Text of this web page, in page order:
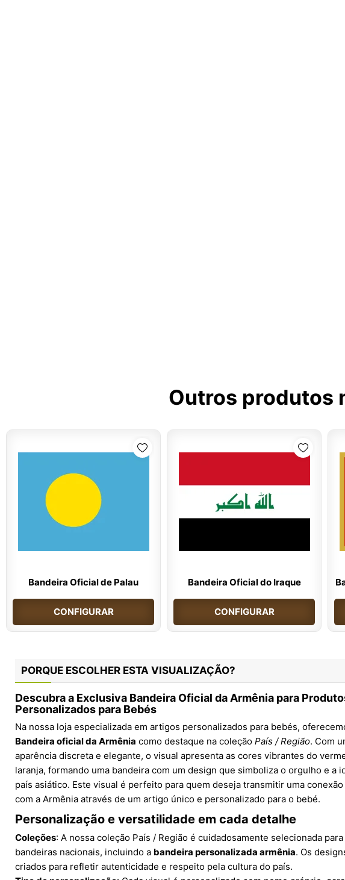
Outros produtos
Bandeira Oficial de Palau
CONFIGURAR
Bandeira Oficial do Iraque
CONFIGURAR
PORQUE ESCOLHER ESTA VISUALIZAÇÃO?
Descubra a Exclusiva Bandeira Oficial da Armênia para
Personalizados para Bebés
Na nossa loja especializada em artigos personalizados para bebés,
Bandeira oficial da Armênia como destaque na coleção País / Região. Com
aparência discreta e elegante, o visual apresenta as cores vibrantes do
laranja, formando uma bandeira com um design que simboliza o orgulho e a
país asiático. Este visual é perfeito para quem deseja transmitir uma
com a Armênia através de um artigo único e personalizado para o bebé.
Personalização e versatilidade em cada detalhe
Coleções: A nossa coleção País / Região é cuidadosamente selecionada
bandeiras nacionais, incluindo a bandeira personalizada armênia. Os
criados para refletir autenticidade e respeito pela cultura do país.